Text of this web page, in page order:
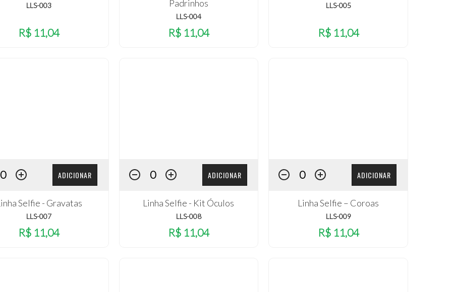
LLS-003
R$ 11,04
Padrinhos
LLS-004
R$ 11,04
LLS-005
R$ 11,04
ADICIONAR
Selfie - Gravatas
LLS-007
R$ 11,04
ADICIONAR
Linha Selfie - Kit Óculos
LLS-008
R$ 11,04
ADICIONAR
Linha Selfie – Coroas
LLS-009
R$ 11,04